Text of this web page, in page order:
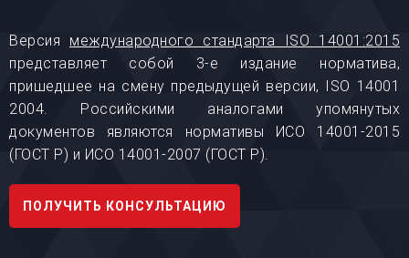
Версия международного стандарта ISO 14001:2015
представляет собой 3-е издание норматива,
пришедшее на смену предыдущей версии, ISO 14001
2004. Российскими аналогами упомянутых
документов являются нормативы ИСО 14001-2015
(ГОСТ Р) и ИСО 14001-2007 (ГОСТ Р).
ПОЛУЧИТЬ КОНСУЛЬТАЦИЮ